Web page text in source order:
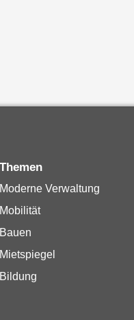
Themen
Moderne Verwaltung
Mobilität
Bauen
Mietspiegel
Bildung